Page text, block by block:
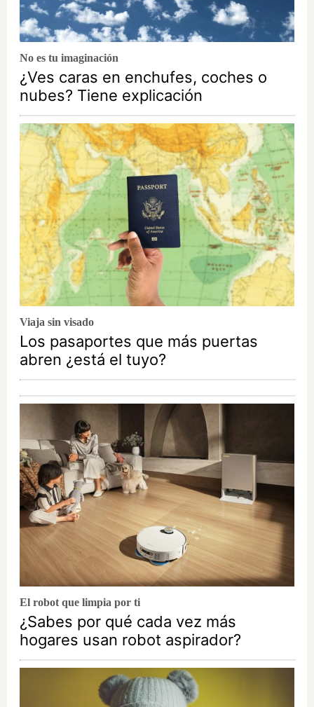
No es tu imaginación
¿Ves caras en enchufes, coches o
nubes? Tiene explicación
Viaja sin visado
Los pasaportes que más puertas
abren ¿está el tuyo?
El robot que limpia por ti
¿Sabes por qué cada vez más
hogares usan robot aspirador?